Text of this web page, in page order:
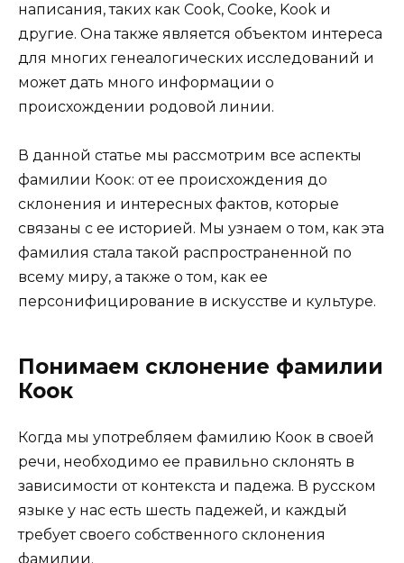
написания, таких как Cook, Cooke, Kook и
другие. Она также является объектом интереса
для многих генеалогических исследований и
может дать много информации о
происхождении родовой линии.
В данной статье мы рассмотрим все аспекты
фамилии Коок: от ее происхождения до
склонения и интересных фактов, которые
связаны с ее историей. Мы узнаем о том, как эта
фамилия стала такой распространенной по
всему миру, а также о том, как ее
персонифицирование в искусстве и культуре.
Понимаем склонение фамилии
Коок
Когда мы употребляем фамилию Коок в своей
речи, необходимо ее правильно склонять в
зависимости от контекста и падежа. В русском
языке у нас есть шесть падежей, и каждый
требует своего собственного склонения
фамилии.